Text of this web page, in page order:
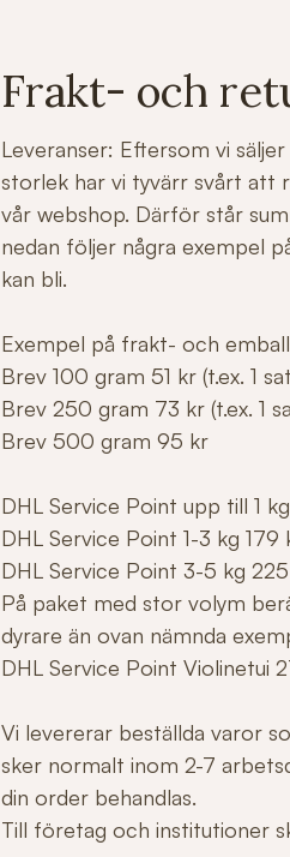
Frakt- och
Leveranser: Eftersom vi
storlek har vi tyvärr svårt att
vår webshop. Därför står
nedan följer några exempel
kan bli.
Exempel på frakt- och
Brev 100 gram 51 kr (t.ex. 1
Brev 250 gram 73 kr (t.ex. 1
Brev 500 gram 95 kr
DHL Service Point upp till 1
DHL Service Point 1-3 kg 179
DHL Service Point 3-5 kg
På paket med stor volym
dyrare än ovan nämnda
DHL Service Point Violinetui
Vi levererar beställda varor
sker normalt inom 2-7
din order behandlas.
Till företag och institutioner